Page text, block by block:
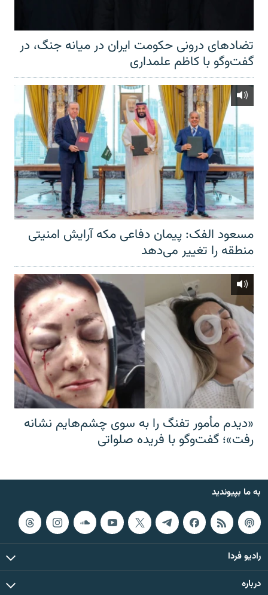
تضادهای درونی حکومت ایران در میانه جنگ، در
گفت‌‌وگو با کاظم علمداری
مسعود الفک: پیمان دفاعی مکه آرایش امنیتی
منطقه را تغییر می‌دهد
«دیدم مأمور تفنگ را به سوی چشم‌هایم نشانه
رفت»؛ گفت‌و‌گو با فریده صلواتی
به ما بپیوندید
رادیو فردا
درباره